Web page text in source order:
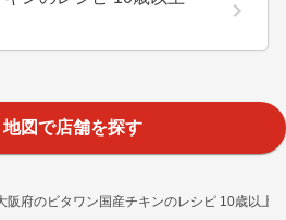
阪府のビタワン国産チキンのレシピ 10歳以上
地図で店舗を探す